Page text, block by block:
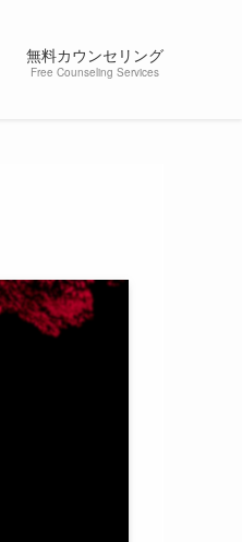
無料カウンセリング
Free Counseling Services